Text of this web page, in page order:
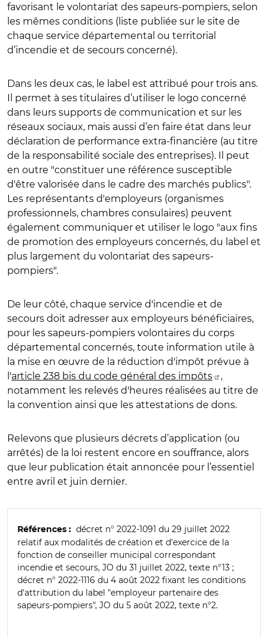
favorisant le volontariat des sapeurs-pompiers, selon
les mêmes conditions (liste publiée sur le site de
chaque service départemental ou territorial
d’incendie et de secours concerné).
Dans les deux cas, le label est attribué pour trois ans.
Il permet à ses titulaires d’utiliser le logo concerné
dans leurs supports de communication et sur les
réseaux sociaux, mais aussi d’en faire état dans leur
déclaration de performance extra-financière (au titre
de la responsabilité sociale des entreprises). Il peut
en outre "constituer une référence susceptible
d'être valorisée dans le cadre des marchés publics".
Les représentants d'employeurs (organismes
professionnels, chambres consulaires) peuvent
également communiquer et utiliser le logo "aux fins
de promotion des employeurs concernés, du label et
plus largement du volontariat des sapeurs-
pompiers".
De leur côté, chaque service d'incendie et de
secours doit adresser aux employeurs bénéficiaires,
pour les sapeurs-pompiers volontaires du corps
départemental concernés, toute information utile à
la mise en œuvre de la réduction d'impôt prévue à
l'article 238 bis du code général des impôts
,
notamment les relevés d'heures réalisées au titre de
la convention ainsi que les attestations de dons.
Relevons que plusieurs décrets d’application (ou
arrêtés) de la loi restent encore en souffrance, alors
que leur publication était annoncée pour l’essentiel
entre avril et juin dernier.
Références : décret n° 2022-1091 du 29 juillet 2022
relatif aux modalités de création et d'exercice de la
fonction de conseiller municipal correspondant
incendie et secours, JO du 31 juillet 2022, texte n°13 ;
décret n° 2022-1116 du 4 août 2022 fixant les conditions
d'attribution du label "employeur partenaire des
sapeurs-pompiers", JO du 5 août 2022, texte n°2.